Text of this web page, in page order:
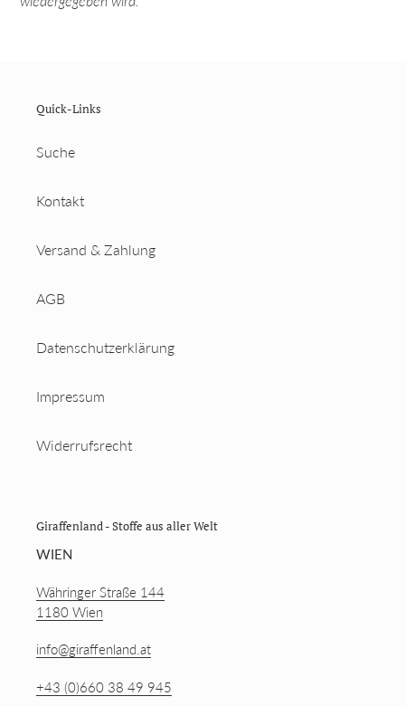
Quick-Links
Suche
Kontakt
Versand & Zahlung
AGB
Datenschutzerklärung
Impressum
Widerrufsrecht
Giraffenland - Stoffe aus aller Welt
WIEN
Währinger Straße 144
1180 Wien
info@giraffenland.at
+43 (0)660 38 49 945